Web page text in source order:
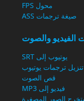
محول FPS
صيغة ترجمات ASS
الفيديو والصوت
يوتيوب إلى SRT
تنزيل ترجمات يوتيوب
قص الصوت
فيديو إلى MP3
الصور المصغرة